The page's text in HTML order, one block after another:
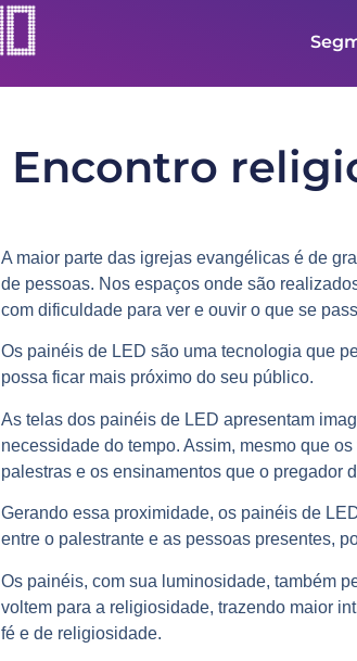
Encontro
A maior parte das igrejas evangélicas é de
de pessoas. Nos espaços onde são
com dificuldade para ver e ouvir o que se
Os painéis de LED são uma tecnologia que
possa ficar mais próximo do seu público.
As telas dos painéis de LED apresentam
necessidade do tempo. Assim, mesmo que
palestras e os ensinamentos que o pregador
Gerando essa proximidade, os painéis de
entre o palestrante e as pessoas presentes,
Os painéis, com sua luminosidade, também
voltem para a religiosidade, trazendo maior
fé e de religiosidade.